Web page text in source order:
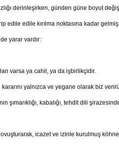
derinleşirken, günden güne boyut
edile edile kırılma noktasına kadar
yarar vardır:
varsa ya cahil, ya da işbirlikçidir.
kararını yalnızca ve yegane olarak biz
şımarıklığı, kabalığı, tehdit dili
icazet ve izinle kurulmuş